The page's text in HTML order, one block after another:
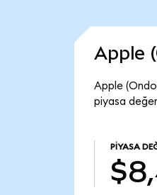
Apple
Apple
piyasa
PIYASA